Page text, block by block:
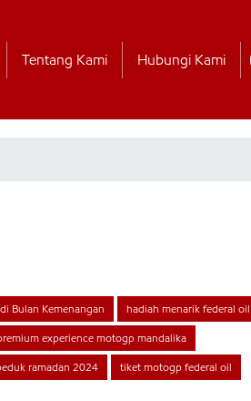
Tentang Kami Hubungi Kami
Bulan Kemenangan hadiah menarik federal oil
experience motogp mandalika
ramadan 2024 tiket motogp federal oil